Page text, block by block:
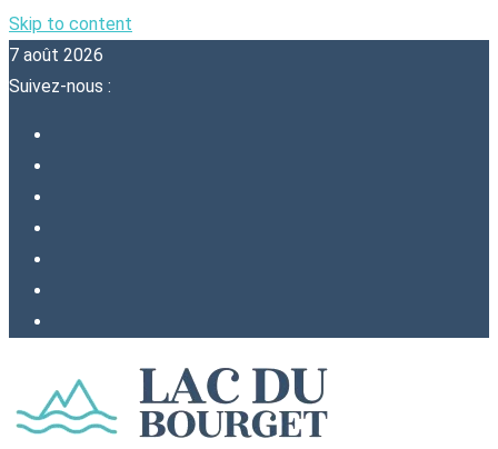
Skip to content
7 août 2026
Suivez-nous :